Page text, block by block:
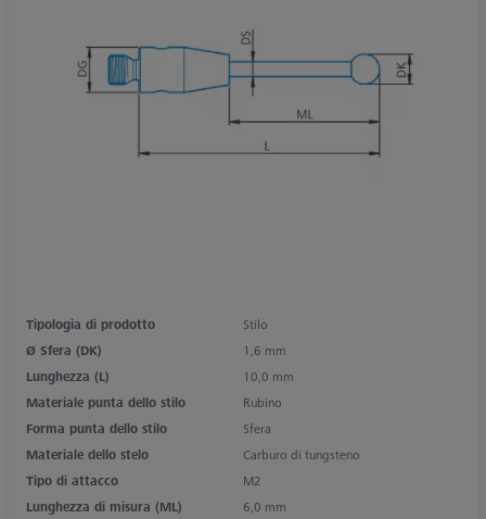
Tipologia di prodotto
Stilo
Ø Sfera (DK)
1,6 mm
Lunghezza (L)
10,0 mm
Materiale punta dello stilo
Rubino
Forma punta dello stilo
Sfera
Materiale dello stelo
Carburo di tungsteno
Tipo di attacco
M2
Lunghezza di misura (ML)
6,0 mm